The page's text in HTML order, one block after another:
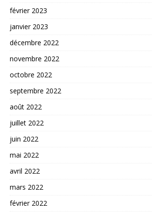
février 2023
janvier 2023
décembre 2022
novembre 2022
octobre 2022
septembre 2022
août 2022
juillet 2022
juin 2022
mai 2022
avril 2022
mars 2022
février 2022